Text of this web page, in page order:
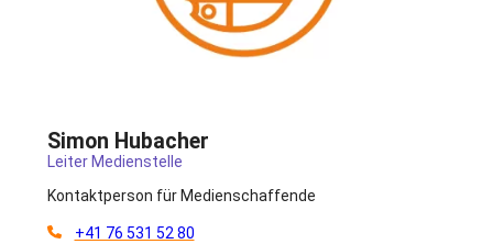
Simon Hubacher
Leiter Medienstelle
Kontaktperson für Medienschaffende
+41 76 531 52 80